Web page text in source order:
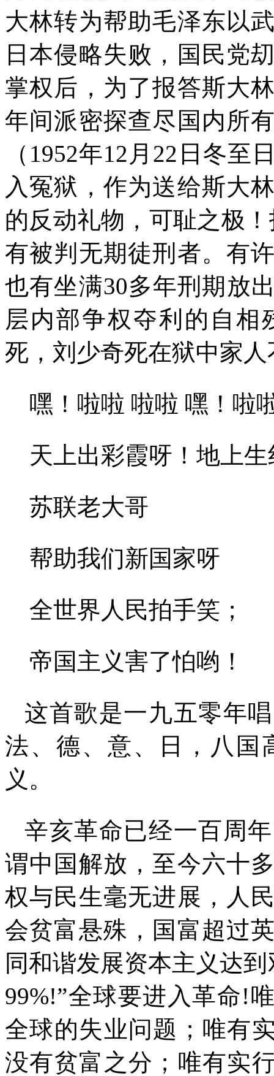
大林转为帮助毛泽东以
日本侵略失败，国民党
掌权后，为了报答斯大
年间派密探查尽国内所
（ 1952年12 月 22 日冬至
入冤狱，作为送给斯大
的反动礼物，可耻之极
有被判无期徒刑者。有
也有坐满30多年刑期放
层内部争权夺利的自相
死，刘少奇死在狱中家人
嘿！啦啦 啦啦 嘿！啦
天上出彩霞呀！地上
苏联老大哥
帮助我们新国家呀
全世界人民拍手笑；
帝国主义害了怕哟！
这首歌是一九五零年
法、德、意、日，八国
义。
辛亥革命已经一百周
谓中国解放，至今六十
权与民生毫无进展，人
会贫富悬殊，国富超过
同和谐发展资本主义达
99%!”全球要进入革命!
全球的失业问题；唯有
没有贫富之分；唯有实